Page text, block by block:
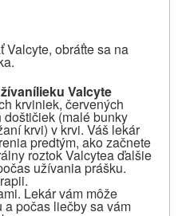
Valcyte, obráťte sa na
lieku Valcyte
krviniek, červených
(malé bunky
krvi) v krvi. Váš lekár
predtým, ako začnete
roztokValcytea ďalšie
užívania prášku.
Lekár vám môže
počas liečby sa vám